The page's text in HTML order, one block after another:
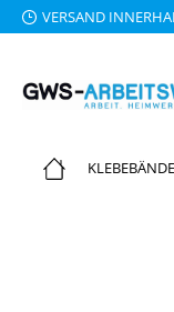
Hauptinhalt springen
Zur Suche springen
ZurVERSAND